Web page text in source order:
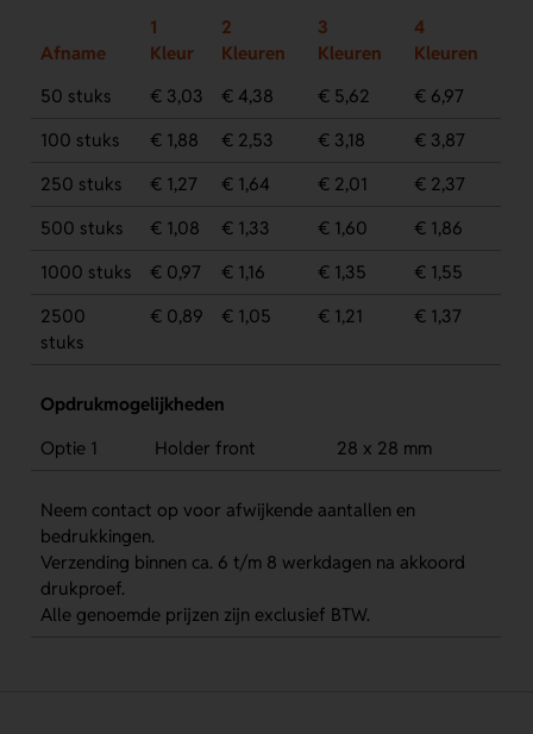
Afname
1
Kleur
2
Kleuren
3
Kleuren
4
Kleuren
50 stuks
€ 3,03 € 4,38 € 5,62
€ 6,97
100 stuks
€ 1,88 € 2,53 € 3,18
€ 3,87
250 stuks
€ 1,27 € 1,64 € 2,01
€ 2,37
500 stuks
€ 1,08 € 1,33 € 1,60
€ 1,86
1000 stuks
€ 0,97 € 1,16 € 1,35
€ 1,55
2500
stuks
€ 0,89 € 1,05 € 1,21 € 1,37
Opdrukmogelijkheden
Optie 1
Holder front 28 x 28 mm
Neem contact op voor afwijkende aantallen en
bedrukkingen.
Verzending binnen ca. 6 t/m 8 werkdagen na akkoord
drukproef.
Alle genoemde prijzen zijn exclusief BTW.